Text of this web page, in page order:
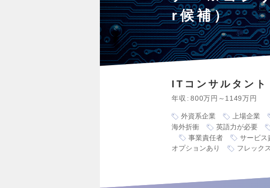
r候補）
ITコンサルタント
年収 800万円～1149万円
外資系企業 上場企業
海外折衝
英語力が必要
事業責任者
サービス
オプションあり
フレック